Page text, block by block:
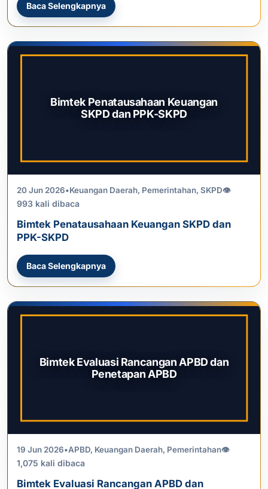
Baca Selengkapnya
Bimtek Penatausahaan Keuangan
SKPD dan PPK-SKPD
20 Jun 2026•Keuangan Daerah, Pemerintahan, SKPD👁
993 kali dibaca
Bimtek Penatausahaan Keuangan SKPD dan
PPK-SKPD
Baca Selengkapnya
Bimtek Evaluasi Rancangan APBD dan
Penetapan APBD
19 Jun 2026•APBD, Keuangan Daerah, Pemerintahan👁
1,075 kali dibaca
Bimtek Evaluasi Rancangan APBD dan